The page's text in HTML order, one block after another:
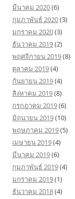
มีนาคม 2020(6)
กุมภาพันธ์ 2020(3)
มกราคม 2020(3)
ธันวาคม 2019(2)
พฤศจิกายน 2019(8)
ตุลาคม 2019(4)
กันยายน 2019(4)
สิงหาคม 2019(8)
กรกฎาคม 2019(6)
มิถุนายน 2019(10)
พฤษภาคม 2019(5)
เมษายน 2019(4)
มีนาคม 2019(6)
กุมภาพันธ์ 2019(4)
มกราคม 2019(1)
ธันวาคม 2018(4)